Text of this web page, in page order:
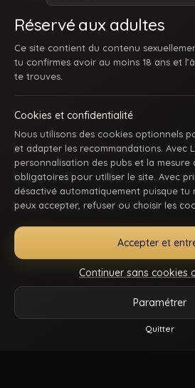
Réservé aux adultes
Ce site contient du contenu
tu confirmes avoir au moins 18 ans et
te trouves.
Cookies et confidentialité
Nous utilisons des cookies optionnels
et adapter les recommandations. Avec
personnalisation des pubs et la mesure
obligatoires pour utiliser le site. Avec
désactivé automatiquement puisque tu
peux accepter, refuser ou choisir les
Accepter et
Continuer sans cookies
Paramétrer
Quitter
ACCUEIL INSCRIPTION SE
CONDITIONS D’UTILISATION
GÉRER MES
La première communauté en ligne dédiée au
keums du bled, des rebeus bien montés,
affamés, et du sexe hard comme tu kiffes. Pose-
- Tous droits
Reels